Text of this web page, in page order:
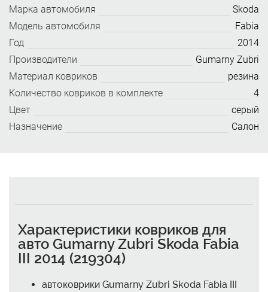
Марка автомобиля
Skoda
Модель автомобиля
Fabia
Год
2014
Производители
Gumarny Zubri
Материал ковриков
резина
Количество ковриков в комплекте
4
Цвет
серый
Назначение
Салон
Характеристики ковриков для
авто Gumarny Zubri Skoda Fabia
III 2014 (219304)
автоковрики Gumarny Zubri Skoda Fabia III